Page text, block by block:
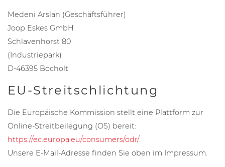
Medeni Arslan (Geschäftsführer)
Joop Eskes GmbH
Schlavenhorst 80
(Industriepark)
D-46395 Bocholt
EU-Streitschlichtung
Die Europäische Kommission stellt eine Plattform zur
Online-Streitbeilegung (OS) bereit:
https://ec.europa.eu/consumers/odr/.
Unsere E-Mail-Adresse finden Sie oben im Impressum.